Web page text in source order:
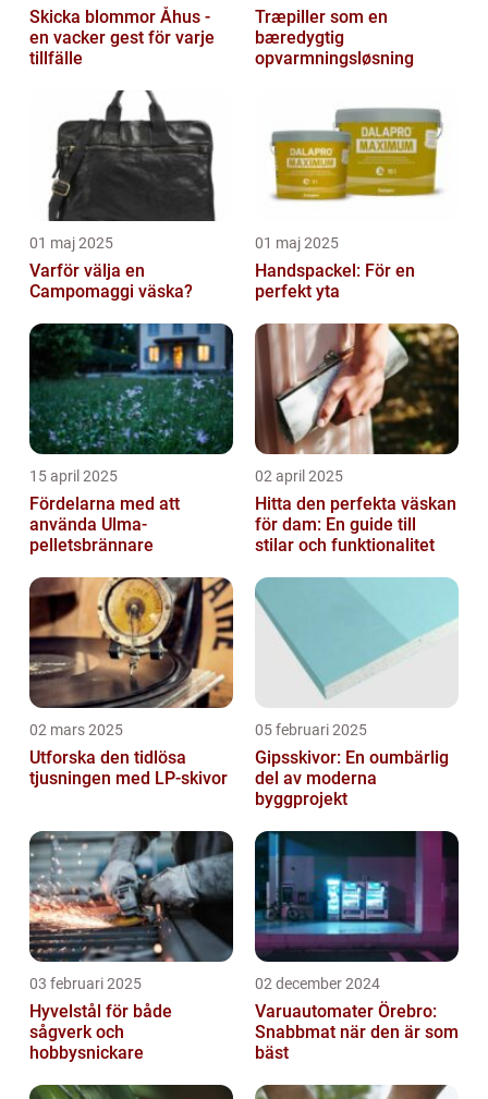
Skicka blommor Åhus -
en vacker gest för varje
tillfälle
Træpiller som en
bæredygtig
opvarmningsløsning
01 maj 2025
Varför välja en
Campomaggi väska?
01 maj 2025
Handspackel: För en
perfekt yta
15 april 2025
Fördelarna med att
använda Ulma-
pelletsbrännare
02 april 2025
Hitta den perfekta väskan
för dam: En guide till
stilar och funktionalitet
02 mars 2025
Utforska den tidlösa
tjusningen med LP-skivor
05 februari 2025
Gipsskivor: En oumbärlig
del av moderna
byggprojekt
03 februari 2025
Hyvelstål för både
sågverk och
hobbysnickare
02 december 2024
Varuautomater Örebro:
Snabbmat när den är som
bäst